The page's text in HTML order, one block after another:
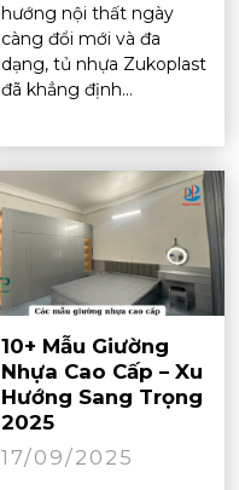
hướng nội thất ngày
càng đổi mới và đa
dạng, tủ nhựa Zukoplast
đã khẳng định...
10+ Mẫu Giường
Nhựa Cao Cấp – Xu
Hướng Sang Trọng
2025
17/09/2025